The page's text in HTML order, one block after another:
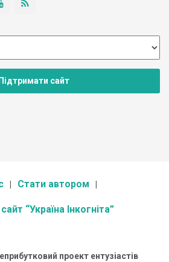
Підтримати сайт
Стати автором
“Україна Інкогніта”
проект ентузіастів